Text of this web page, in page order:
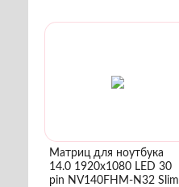
Матриц для ноутбука
14.0 1920x1080 LED 30
pin NV140FHM-N32 Slim